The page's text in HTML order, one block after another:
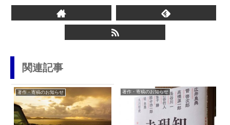
関連記事
著作・寄稿のお知らせ 著作・寄稿のお知らせ